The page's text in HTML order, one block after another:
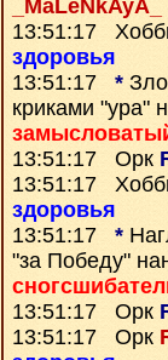
13:51:17
здоровья
13:51:17 *
криками "ура"
13:51:17 Орк
13:51:17
здоровья
13:51:17 *
"за Победу"
13:51:17 Орк
13:51:17 Орк